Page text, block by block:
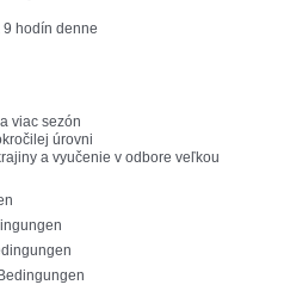
9 hodín denne
viac sezón
úrovni
a vyučenie v odbore veľkou